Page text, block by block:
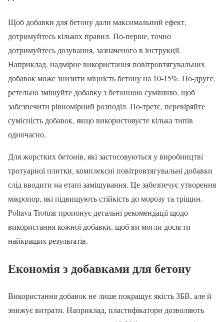
Щоб добавки для бетону дали максимальний ефект,
дотримуйтесь кількох правил. По-перше, точно
дотримуйтесь дозування, зазначеного в інструкції.
Наприклад, надмірне використання повітровтягувальних
добавок може знизити міцність бетону на 10-15%. По-друге,
ретельно змішуйте добавку з бетонною сумішшю, щоб
забезпечити рівномірний розподіл. По-третє, перевіряйте
сумісність добавок, якщо використовуєте кілька типів
одночасно.
Для жорстких бетонів, які застосовуються у виробництві
тротуарної плитки, комплексні повітровтягувальні добавки
слід вводити на етапі замішування. Це забезпечує утворення
мікропор, які підвищують стійкість до морозу та тріщин.
Poltava Trotuar пропонує детальні рекомендації щодо
використання кожної добавки, щоб ви могли досягти
найкращих результатів.
Економія з добавками для бетону
Використання добавок не лише покращує якість ЗБВ, але й
знижує витрати. Наприклад, пластифікатори дозволяють